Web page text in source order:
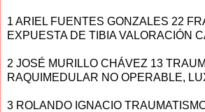
1 ARIEL FUENTES GONZALES 22
EXPUESTA DE TIBIA VALORACIÓN
2 JOSÉ MURILLO CHÁVEZ 13
RAQUIMEDULAR NO OPERABLE,
3 ROLANDO IGNACIO